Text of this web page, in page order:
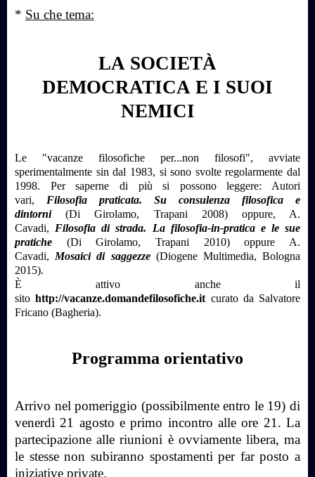
* Su che tema:
LA SOCIETÀ
DEMOCRATICA E I SUOI
NEMICI
Le "vacanze filosofiche per...non filosofi", avviate
sperimentalmente sin dal 1983, si sono svolte regolarmente dal
1998. Per saperne di più si possono leggere: Autori
vari, Filosofia praticata. Su consulenza filosofica e
dintorni(Di Girolamo, Trapani 2008) oppure, A.
Cavadi, Filosofia di strada. La filosofia-in-pratica e le sue
pratiche (Di Girolamo, Trapani 2010) oppure A.
Cavadi, Mosaici di saggezze(Diogene Multimedia, Bologna
2015).
È attivo anche il
sitohttp://vacanze.domandefilosofiche.it curato da Salvatore
Fricano (Bagheria).
Programma orientativo
Arrivo nel pomeriggio (possibilmente entro le 19) di
venerdì 21 agosto e primo incontro alle ore 21. La
partecipazione alle riunioni è ovviamente libera, ma
le stesse non subiranno spostamenti per far posto a
iniziative private.